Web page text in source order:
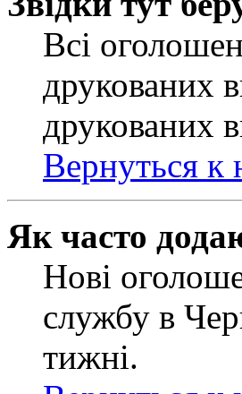
Всі
друкованих
друкованих
Вернуться к
Як часто
Нові
службу в
тижні.